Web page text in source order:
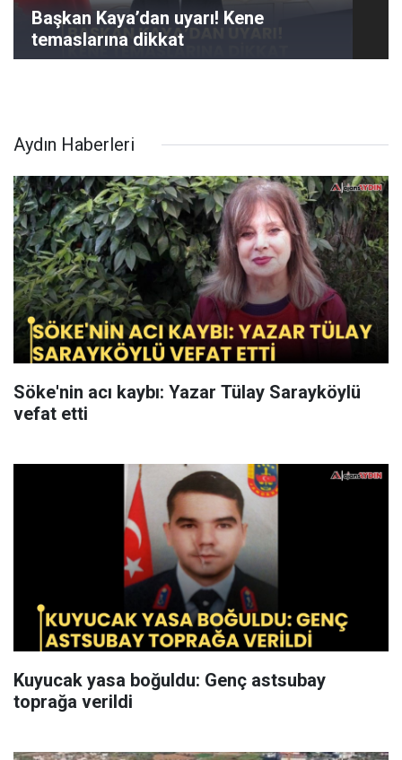
Başkan Kaya’dan uyarı! Kene
temaslarına dikkat
Aydın Haberleri
Söke'nin acı kaybı: Yazar Tülay Sarayköylü
vefat etti
Kuyucak yasa boğuldu: Genç astsubay
toprağa verildi